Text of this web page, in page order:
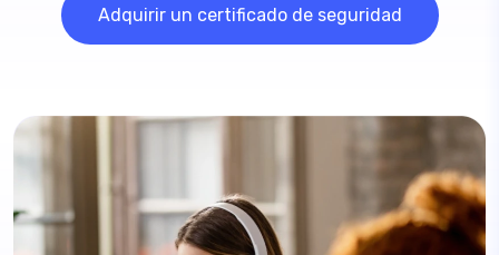
Adquirir un certificado de seguridad